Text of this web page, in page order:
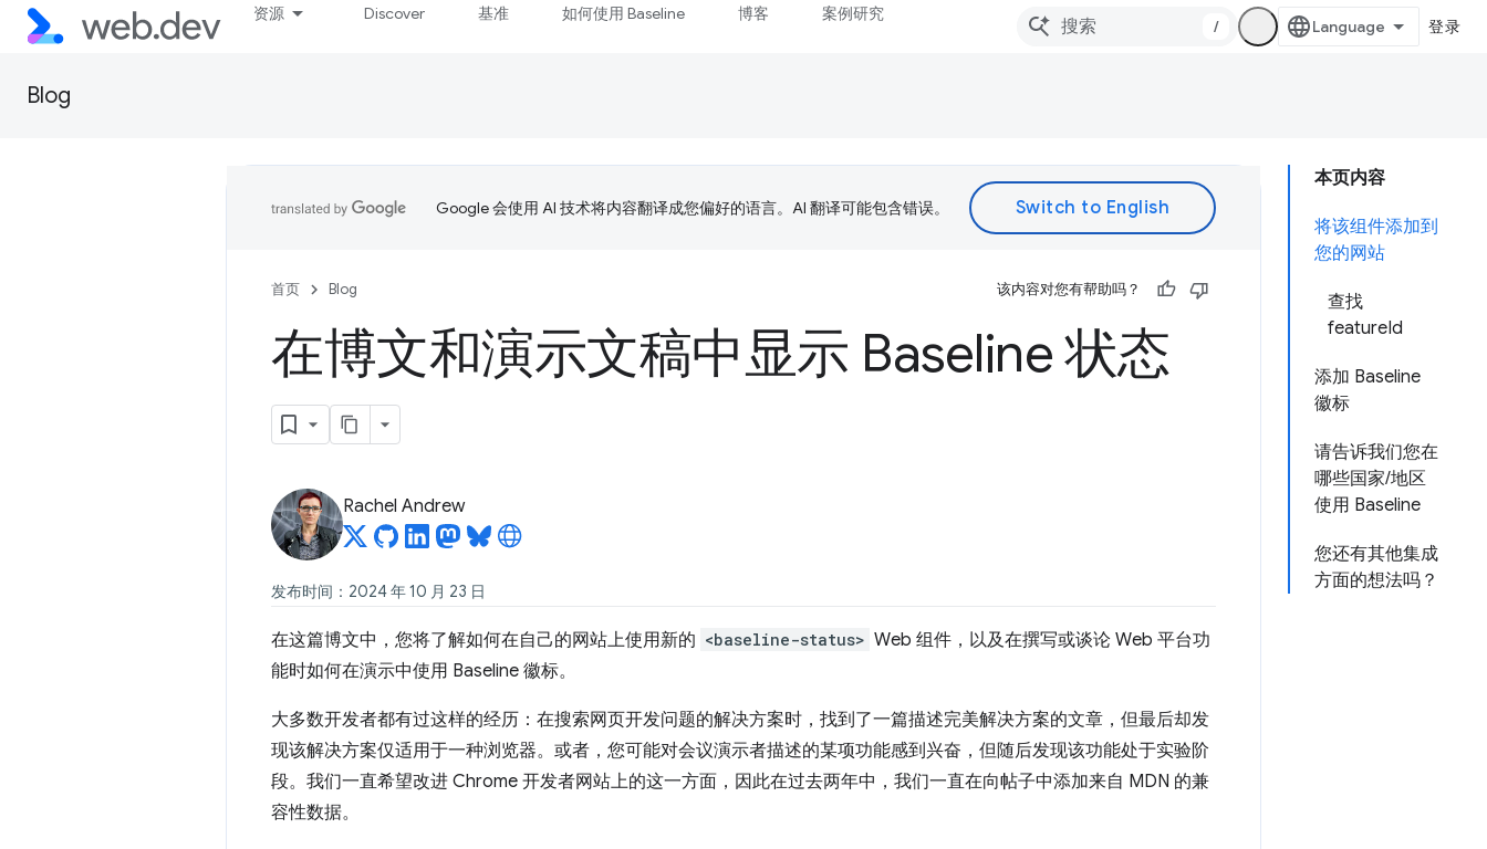
资源 Discover 基准 如何使用 Baseline 博客 案例研究
/ 登录
Blog
本页内容
将该组件添加到
您的网站
查找
featureId
添加 Baseline
徽标
请告诉我们您在
哪些国家/地区
使用 Baseline
您还有其他集成
方面的想法吗？
Google 会使用 AI 技术将内容翻译成您偏好的语言。AI 翻译可能包含错误。
首页 Blog 该内容对您有帮助吗？
在博文和演示文稿中显示 Baseline 状态
Rachel Andrew
发布时间：2024 年 10 月 23 日
在这篇博文中，您将了解如何在自己的网站上使用新的 <baseline-status> Web 组件，以及在撰写或谈论 Web 平台功
能时如何在演示中使用 Baseline 徽标。
大多数开发者都有过这样的经历：在搜索网页开发问题的解决方案时，找到了一篇描述完美解决方案的文章，但最后却发
现该解决方案仅适用于一种浏览器。或者，您可能对会议演示者描述的某项功能感到兴奋，但随后发现该功能处于实验阶
段。我们一直希望改进 Chrome 开发者网站上的这一方面，因此在过去两年中，我们一直在向帖子中添加来自 MDN 的兼
容性数据。